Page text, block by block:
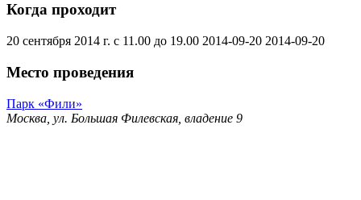
Когда проходит
20 сентября 2014 г. с 11.00 до 19.00 2014-09-20 2014-09-20
Место проведения
Парк «Фили»
Москва, ул. Большая Филевская, владение 9